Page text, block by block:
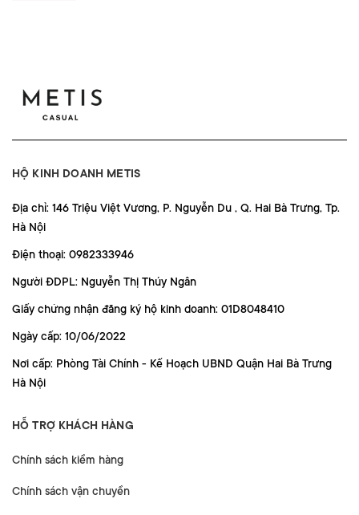
HỘ KINH DOANH METIS
Địa chỉ: 146 Triệu Việt Vương, P. Nguyễn Du , Q. Hai Bà Trưng, Tp.
Hà Nội
Điện thoại: 0982333946
Người ĐDPL: Nguyễn Thị Thúy Ngân
Giấy chứng nhận đăng ký hộ kinh doanh: 01D8048410
Ngày cấp: 10/06/2022
Nơi cấp: Phòng Tài Chính - Kế Hoạch UBND Quận Hai Bà Trưng
Hà Nội
HỖ TRỢ KHÁCH HÀNG
Chính sách kiểm hàng
Chính sách vận chuyển